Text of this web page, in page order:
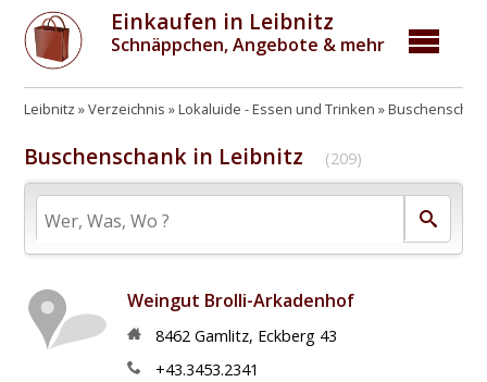
Einkaufen in Leibnitz
Schnäppchen, Angebote & mehr
Leibnitz Verzeichnis Lokaluide - Essen und Trinken
Buschenschank in Leibnitz (209)
Weingut Brolli-Arkadenhof
8462 Gamlitz, Eckberg 43
+43.3453.2341